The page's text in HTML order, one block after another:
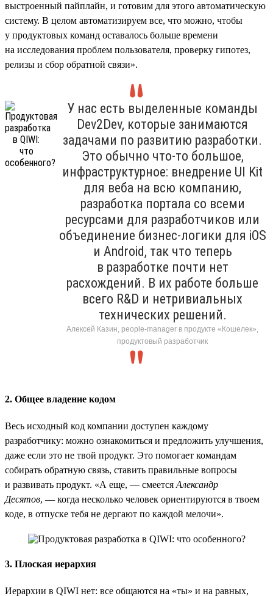
выстроенный пайплайн, и готовим для этого автоматическую
систему. В целом автоматизируем все, что можно, чтобы
у продуктовых команд оставалось больше времени
на исследования проблем пользователя, проверку гипотез,
релизы и сбор обратной связи».
У нас есть выделенные команды
Dev2Dev, которые занимаются
задачами по развитию разработки.
Это обычно что-то большое,
инфраструктурное: внедрение UI Kit
для веба на всю компанию,
разработка портала со всеми
ресурсами для разработчиков или
объединение бизнес-логики для iOS
и Android, так что теперь
в разработке почти нет
расхождений. В их работе больше
всего R&D и нетривиальных
технических решений.
Алексей Казин, people-manager в продукте «Кошелек»,
продуктовый разработчик
2. Общее владение кодом
Весь исходный код компании доступен каждому
разработчику: можно ознакомиться и предложить улучшения,
даже если это не твой продукт. Это помогает командам
собирать обратную связь, ставить правильные вопросы
и развивать продукт. «А еще, — смеется Александр
Десятов, — когда несколько человек ориентируются в твоем
коде, в отпуске тебя не дергают по каждой мелочи».
3. Плоская иерархия
Иерархии в QIWI нет: все общаются на «ты» и на равных,